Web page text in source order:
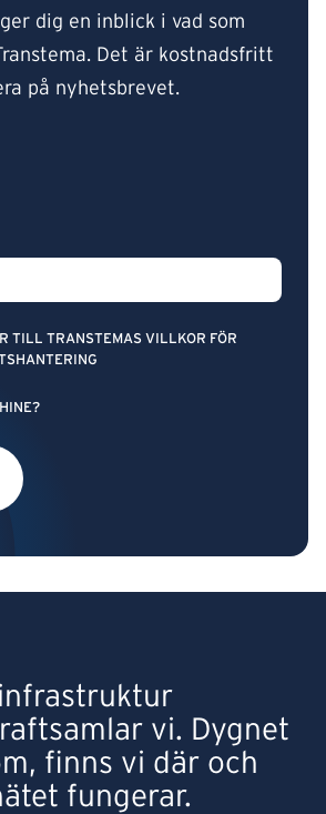
dig en inblick i vad som
Det är kostnadsfritt
på nyhetsbrevet.
TILL TRANSTEMAS VILLKOR FÖR
vi. Dygnet
finns vi där och
fungerar.